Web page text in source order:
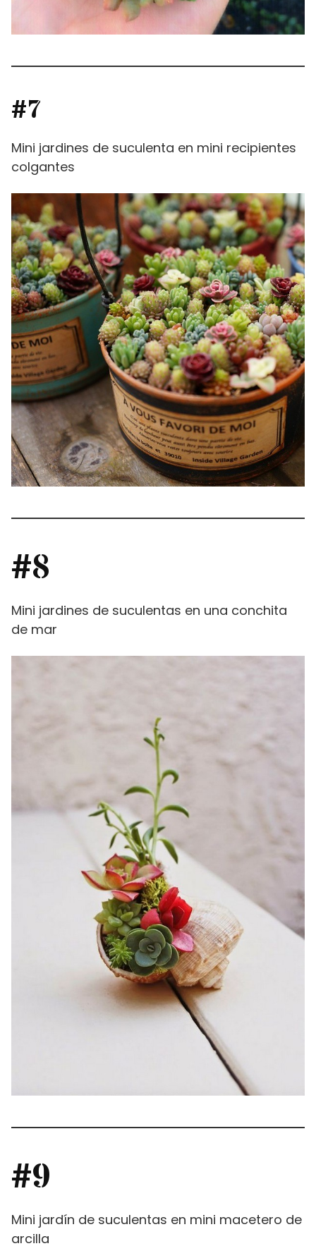
#7
Mini jardines de suculenta en mini recipientes
colgantes
#8
Mini jardines de suculentas en una conchita
de mar
#9
Mini jardín de suculentas en mini macetero de
arcilla